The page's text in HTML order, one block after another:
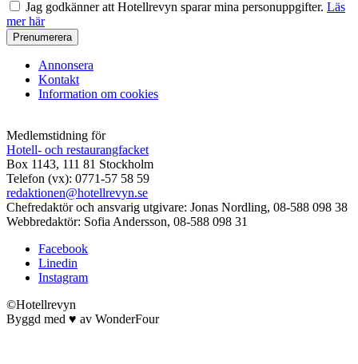
Jag godkänner att Hotellrevyn sparar mina personuppgifter. Läs
mer här
Annonsera
Kontakt
Information om cookies
Medlemstidning för
Hotell- och restaurangfacket
Box 1143, 111 81 Stockholm
Telefon (vx): 0771-57 58 59
redaktionen@hotellrevyn.se
Chefredaktör och ansvarig utgivare: Jonas Nordling, 08-588 098 38
Webbredaktör: Sofia Andersson, 08-588 098 31
Facebook
Linedin
Instagram
©Hotellrevyn
Byggd med ♥ av WonderFour